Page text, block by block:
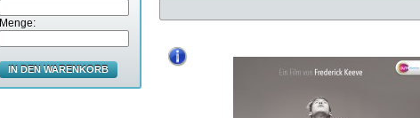
Menge:
IN DEN WARENKORB